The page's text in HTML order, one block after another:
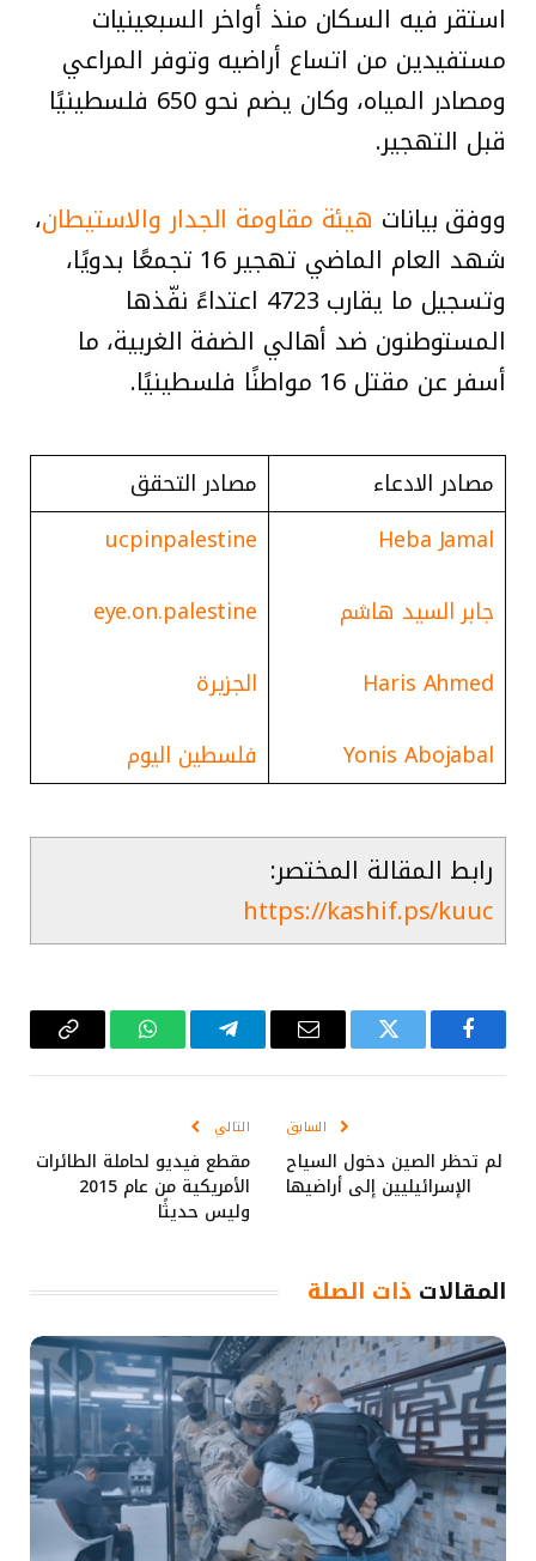
استقر فيه السكان منذ أواخر السبعينيات
مستفيدين من اتساع أراضيه وتوفر المراعي
ومصادر المياه، وكان يضم نحو 650 فلسطينيًا
قبل التهجير.
ووفق بيانات هيئة مقاومة الجدار والاستيطان،
شهد العام الماضي تهجير 16 تجمعًا بدويًا،
وتسجيل ما يقارب 4723 اعتداءً نفّذها
المستوطنون ضد أهالي الضفة الغربية، ما
أسفر عن مقتل 16 مواطنًا فلسطينيًا.
مصادر الادعاء
مصادر التحقق
Heba Jamal
جابر السيد هاشم
Haris Ahmed
Yonis Abojabal
ucpinpalestine
eye.on.palestine
الجزيرة
فلسطين اليوم
رابط المقالة المختصر:
https://kashif.ps/kuuc
فيسبوك تويتر
البريد
تيلقرام واتساب Copy
السابق
لم تحظر الصين دخول السياح
الإسرائيليين إلى أراضيها
التالي
مقطع فيديو لحاملة الطائرات
الأمريكية من عام 2015
وليس حديثًا
المقالات ذات الصلة